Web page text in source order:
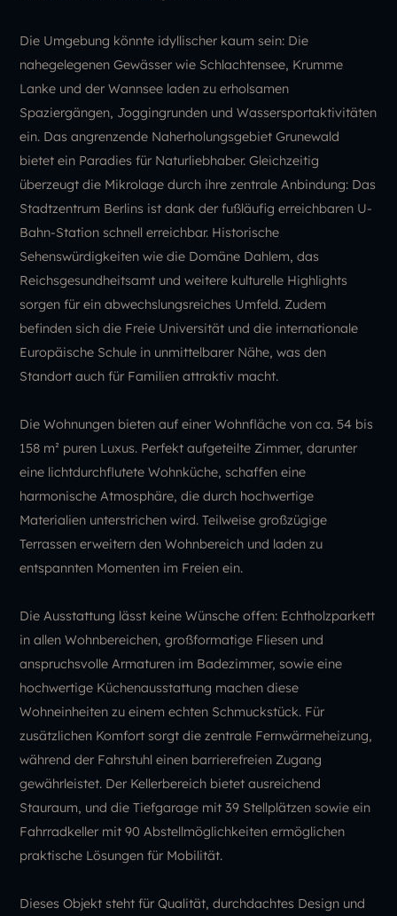
Die Umgebung könnte idyllischer kaum sein: Die
nahegelegenen Gewässer wie Schlachtensee, Krumme
Lanke und der Wannsee laden zu erholsamen
Spaziergängen, Joggingrunden und Wassersportaktivitäten
ein. Das angrenzende Naherholungsgebiet Grunewald
bietet ein Paradies für Naturliebhaber. Gleichzeitig
überzeugt die Mikrolage durch ihre zentrale Anbindung: Das
Stadtzentrum Berlins ist dank der fußläufig erreichbaren U-
Bahn-Station schnell erreichbar. Historische
Sehenswürdigkeiten wie die Domäne Dahlem, das
Reichsgesundheitsamt und weitere kulturelle Highlights
sorgen für ein abwechslungsreiches Umfeld. Zudem
befinden sich die Freie Universität und die internationale
Europäische Schule in unmittelbarer Nähe, was den
Standort auch für Familien attraktiv macht.
Die Wohnungen bieten auf einer Wohnfläche von ca. 54 bis
158 m² puren Luxus. Perfekt aufgeteilte Zimmer, darunter
eine lichtdurchflutete Wohnküche, schaffen eine
harmonische Atmosphäre, die durch hochwertige
Materialien unterstrichen wird. Teilweise großzügige
Terrassen erweitern den Wohnbereich und laden zu
entspannten Momenten im Freien ein.
Die Ausstattung lässt keine Wünsche offen: Echtholzparkett
in allen Wohnbereichen, großformatige Fliesen und
anspruchsvolle Armaturen im Badezimmer, sowie eine
hochwertige Küchenausstattung machen diese
Wohneinheiten zu einem echten Schmuckstück. Für
zusätzlichen Komfort sorgt die zentrale Fernwärmeheizung,
während der Fahrstuhl einen barrierefreien Zugang
gewährleistet. Der Kellerbereich bietet ausreichend
Stauraum, und die Tiefgarage mit 39 Stellplätzen sowie ein
Fahrradkeller mit 90 Abstellmöglichkeiten ermöglichen
praktische Lösungen für Mobilität.
Dieses Objekt steht für Qualität, durchdachtes Design und